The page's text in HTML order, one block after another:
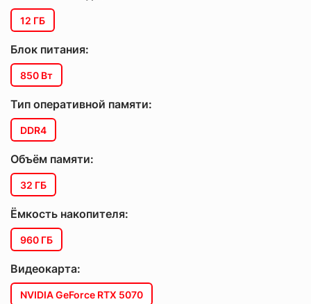
12 ГБ
Блок питания:
850 Вт
Тип оперативной памяти:
DDR4
Объём памяти:
32 ГБ
Ёмкость накопителя:
960 ГБ
Видеокарта:
NVIDIA GeForce RTX 5070